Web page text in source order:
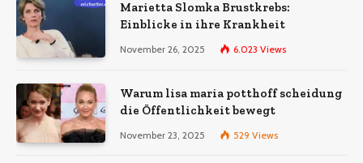
Marietta Slomka Brustkrebs:
Einblicke in ihre Krankheit
November 26, 2025 6.023 Views
Warum lisa maria potthoff scheidung
die Öffentlichkeit bewegt
November 23, 2025 529 Views